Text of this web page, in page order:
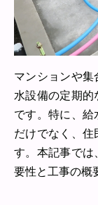
マンションや
水設備の定期的
です。特に、給
だけでなく、住
す。本記事では
要性と工事の概